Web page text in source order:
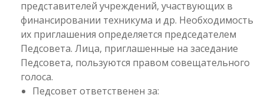
представителей учреждений, участвующих в
финансировании техникума и др. Необходимость
их приглашения определяется председателем
Педсовета. Лица, приглашенные на заседание
Педсовета, пользуются правом совещательного
голоса.
Педсовет ответственен за: